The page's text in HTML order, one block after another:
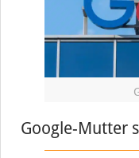
Google-Mutter